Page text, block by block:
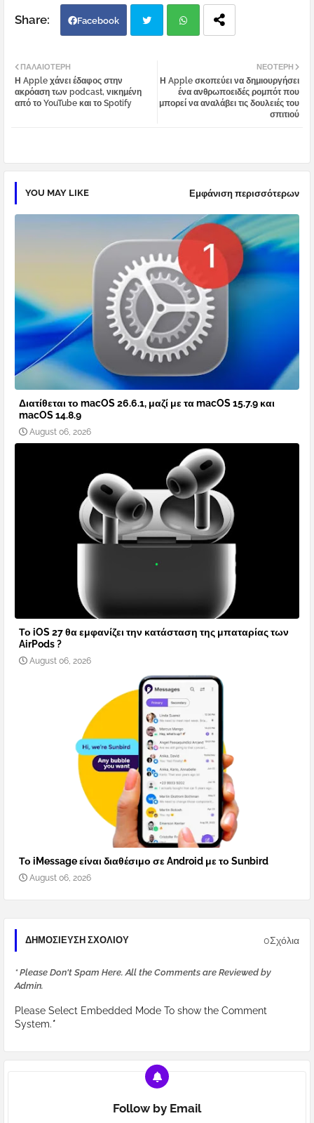
Facebook
atsa
ΝΕΌΤΕΡΗ
Η Apple σκοπεύει να δημιουργήσει
ένα ανθρωποειδές ρομπότ που
μπορεί να αναλάβει τις δουλειές του
σπιτιού
ΠΑΛΑΙΌΤΕΡΗ
Η Apple χάνει έδαφος στην
ακρόαση των podcast, νικημένη
από το YouTube και το Spotify
YOU MAY LIKE Εμφάνιση περισσότερων
Διατίθεται το macOS 26.6.1, μαζί με τα macOS 15.7.9 και
macOS 14.8.9
August 06, 2026
Το iOS 27 θα εμφανίζει την κατάσταση της μπαταρίας των
AirPods ?
August 06, 2026
Το iMessage είναι διαθέσιμο σε Android με το Sunbird
August 06, 2026
ΔΗΜΟΣΊΕΥΣΗ ΣΧΟΛΊΟΥ 0Σχόλια
* Please Don't Spam Here. All the Comments are Reviewed by
Admin.
Please Select Embedded Mode To show the Comment
System.*
Follow by Email